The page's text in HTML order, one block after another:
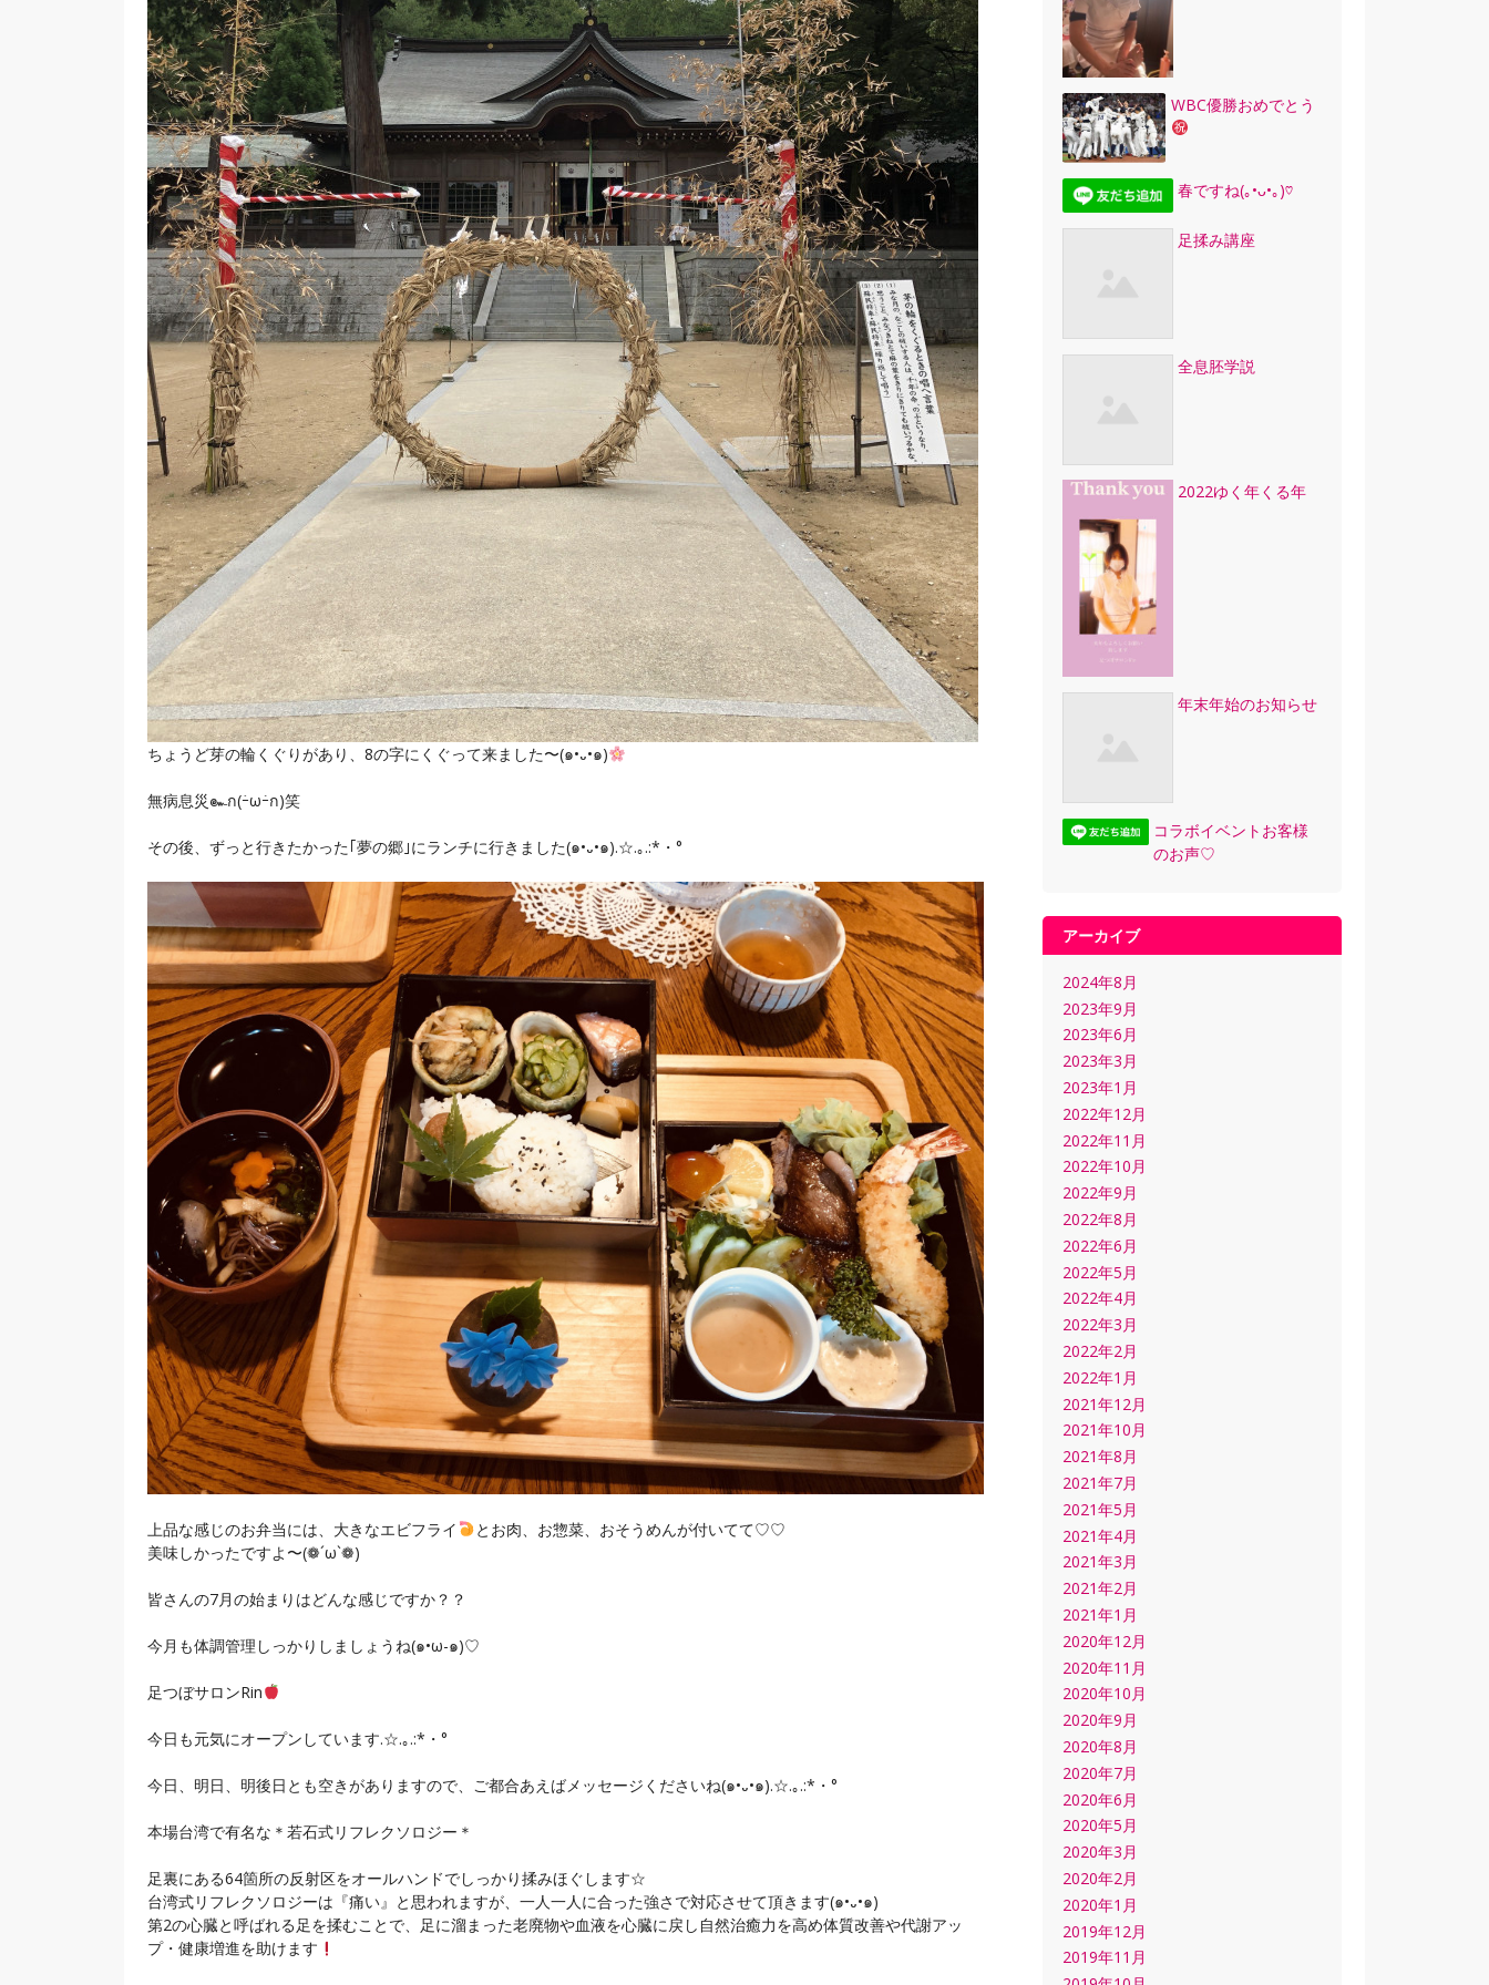
ちょうど芽の輪くぐりがあり、8の字にくぐって来ました〜(๑•᎑•๑)
無病息災๛ก(ｰ̀ωｰ́ก)笑
その後、ずっと行きたかった｢夢の郷｣にランチに行きました(๑•᎑•๑).☆.｡.:*・°
上品な感じのお弁当には、大きなエビフライ
とお肉、お惣菜、おそうめんが付いてて♡♡
美味しかったですよ〜(❁´ω`❁)
皆さんの7月の始まりはどんな感じですか？？
今月も体調管理しっかりしましょうね(๑•ω-๑)♡
足つぼサロンRin
今日も元気にオープンしています.☆.｡.:*・°
今日、明日、明後日とも空きがありますので、ご都合あえばメッセージくださいね(๑•᎑•๑).☆.｡.:*・°
本場台湾で有名な＊若石式リフレクソロジー＊
足裏にある64箇所の反射区をオールハンドでしっかり揉みほぐします☆
台湾式リフレクソロジーは『痛い』と思われますが、一人一人に合った強さで対応させて頂きます(๑•᎑•๑)
第2の心臓と呼ばれる足を揉むことで、足に溜まった老廃物や血液を心臓に戻し自然治癒力を高め体質改善や代謝アッ
プ・健康増進を助けます
WBC優勝おめでとう
春ですね(｡•ᴗ•｡)♡
足揉み講座
全息胚学説
2022ゆく年くる年
年末年始のお知らせ
コラボイベントお客様
のお声♡
アーカイブ
2024年8月
2023年9月
2023年6月
2023年3月
2023年1月
2022年12月
2022年11月
2022年10月
2022年9月
2022年8月
2022年6月
2022年5月
2022年4月
2022年3月
2022年2月
2022年1月
2021年12月
2021年10月
2021年8月
2021年7月
2021年5月
2021年4月
2021年3月
2021年2月
2021年1月
2020年12月
2020年11月
2020年10月
2020年9月
2020年8月
2020年7月
2020年6月
2020年5月
2020年3月
2020年2月
2020年1月
2019年12月
2019年11月